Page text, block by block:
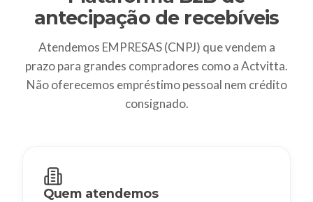
antecipação de recebíveis
Atendemos EMPRESAS (CNPJ) que vendem a
prazo para grandes compradores como a Actvitta.
Não oferecemos empréstimo pessoal nem crédito
consignado.
Quem atendemos